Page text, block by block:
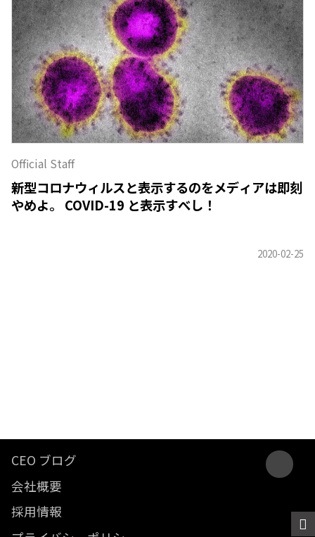
Official Staff
新型コロナウィルスと表示するのをメディアは即刻
やめよ。 COVID-19 と表示すべし！
CEO ブログ
会社概要
採用情報